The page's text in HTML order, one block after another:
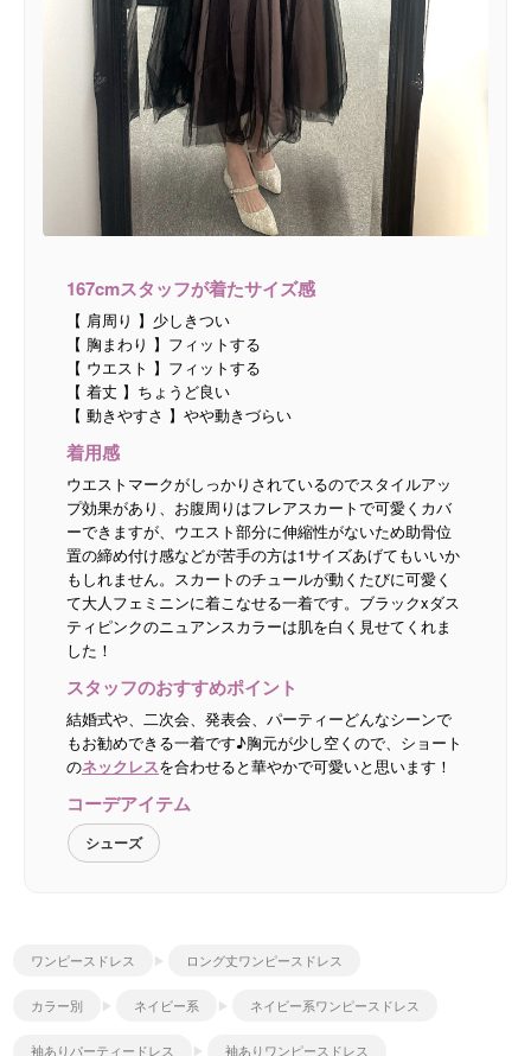
167cmスタッフが着たサイズ感
【 肩周り 】少しきつい
【 胸まわり 】フィットする
【 ウエスト 】フィットする
【 着丈 】ちょうど良い
【 動きやすさ 】やや動きづらい
着用感
ウエストマークがしっかりされているのでスタイルアッ
プ効果があり、お腹周りはフレアスカートで可愛くカバ
ーできますが、ウエスト部分に伸縮性がないため助骨位
置の締め付け感などが苦手の方は1サイズあげてもいいか
もしれません。スカートのチュールが動くたびに可愛く
て大人フェミニンに着こなせる一着です。ブラックxダス
ティピンクのニュアンスカラーは肌を白く見せてくれま
した！
スタッフのおすすめポイント
結婚式や、二次会、発表会、パーティーどんなシーンで
もお勧めできる一着です♪胸元が少し空くので、ショート
のネックレスを合わせると華やかで可愛いと思います！
コーデアイテム
シューズ
ワンピースドレス ロング丈ワンピースドレス
カラー別 ネイビー系 ネイビー系ワンピースドレス
袖ありパーティードレス 袖ありワンピースドレス